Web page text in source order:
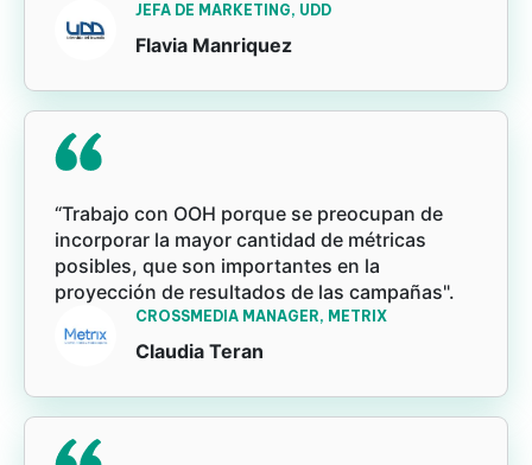
JEFA DE MARKETING, UDD
Flavia Manriquez
“Trabajo con OOH porque se preocupan de
incorporar la mayor cantidad de métricas
posibles, que son importantes en la
proyección de resultados de las campañas".
CROSSMEDIA MANAGER, METRIX
Claudia Teran